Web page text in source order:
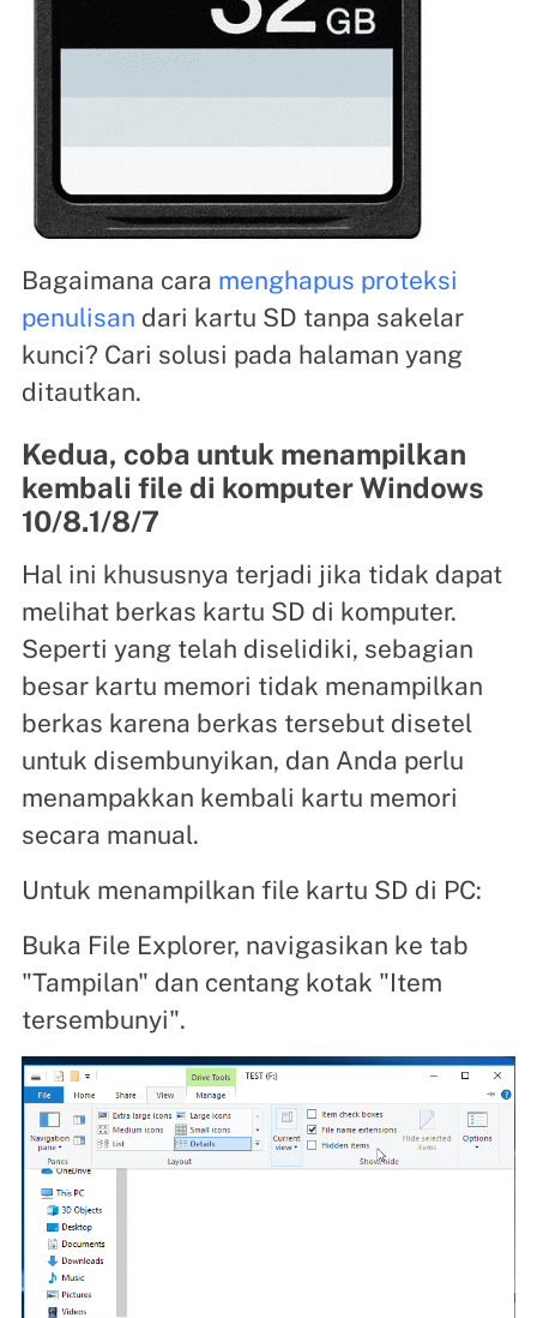
Bagaimana cara menghapus proteksi
penulisan dari kartu SD tanpa sakelar
kunci? Cari solusi pada halaman yang
ditautkan.
Kedua, coba untuk menampilkan
kembali file di komputer Windows
10/8.1/8/7
Hal ini khususnya terjadi jika tidak dapat
melihat berkas kartu SD di komputer.
Seperti yang telah diselidiki, sebagian
besar kartu memori tidak menampilkan
berkas karena berkas tersebut disetel
untuk disembunyikan, dan Anda perlu
menampakkan kembali kartu memori
secara manual.
Untuk menampilkan file kartu SD di PC:
Buka File Explorer, navigasikan ke tab
"Tampilan" dan centang kotak "Item
tersembunyi".